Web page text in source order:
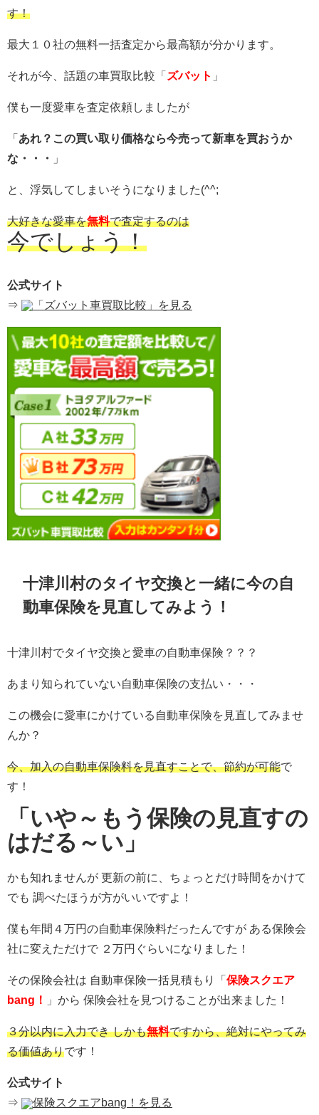
す！
最大１０社の無料一括査定から最高額が分かります。
それが今、話題の車買取比較「 ズバット 」
僕も一度愛車を査定依頼しましたが
「 あれ？この買い取り価格なら今売って新車を買おうか
な・・・
」
と、浮気してしまいそうになりました(^^;
大好きな愛車を無料で査定するのは
今でしょう！
公式サイト
⇒
「ズバット車買取比較」を見る
十津川村のタイヤ交換と一緒に今の自
動車保険を見直してみよう！
十津川村でタイヤ交換と愛車の自動車保険？？？
あまり知られていない自動車保険の支払い・・・
この機会に愛車にかけている自動車保険を見直してみませ
んか？
今、加入の自動車保険料を見直すことで、節約が可能で
す！
「いや～もう保険の見直すの
はだる～い」
かも知れませんが 更新の前に、ちょっとだけ時間をかけて
でも 調べたほうが方がいいですよ！
僕も年間４万円の自動車保険料だったんですが ある保険会
社に変えただけで ２万円ぐらいになりました！
その保険会社は 自動車保険一括見積もり「 保険スクエア
bang！
」から 保険会社を見つけることが出来ました！
３分以内に入力でき しかも無料ですから、絶対にやってみ
る価値ありです！
公式サイト
⇒
保険スクエアbang！を見る